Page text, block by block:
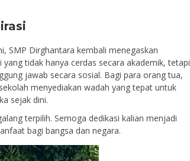
SMP Dirghantara kembali menegaskan
tidak hanya cerdas secara akademik, tetapi
jawab secara sosial. Bagi para orang tua,
menyediakan wadah yang tepat untuk
sejak dini.
terpilih. Semoga dedikasi kalian menjadi
bagi bangsa dan negara.